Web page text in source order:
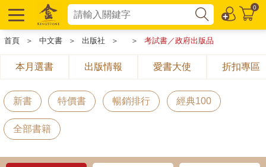
0
首頁 ＞ 中文書 ＞ 出版社 ＞ ＞ 考試書／政府出版品
本月選書 出版情報 愛書大使 折扣專區
新書 特價書 暢銷排行 經典100
全部書籍